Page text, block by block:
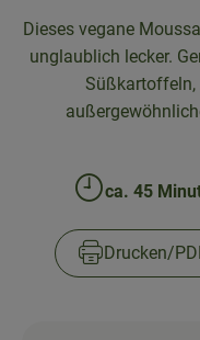
So geht's!
Über uns
Dieses vegane
unglaublich lecker.
Süßkartoffeln,
Zubreitungszeit:
ca. 45
Drucken​/​